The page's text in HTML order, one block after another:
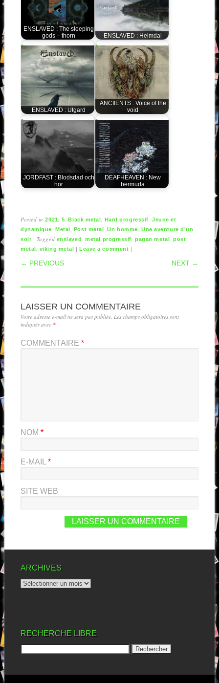
ENSLAVED : The sleeping
gods – thorn
ENSLAVED : Heimdal
ENSLAVED : Utgard
ANCIIENTS : Voice of the
void
JORDFAST : Blodsdad och
hor
DEAFHEAVEN : New
bermuda
Posted in2021 5 ,Black metal Hard progressif
Jeune et
dynamique
,Metal Post metal ,Un homme
Une aventure d'un
soir | Tagged enslaved ,metal progressif ,pagan metal ,post
metal
viking metal |Leave a comment |
POST NAVIGATION
← PREVIOUS NEXT →
LAISSER UN COMMENTAIRE
Votre adresse e-mail ne sera pas publiée. Les champs obligatoires sont
indiqués avec *
COMMENTAIRE *
NOM *
E-MAIL *
SITE WEB
ARCHIVES
RECHERCHE LIBRE